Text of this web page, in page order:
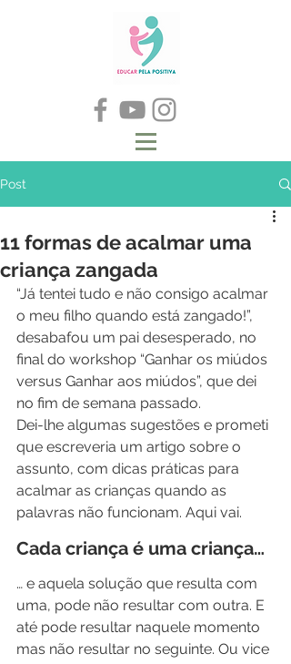
Post
11 formas de acalmar uma
criança zangada
“Já tentei tudo e não consigo acalmar
o meu filho quando está zangado!”,
desabafou um pai desesperado, no
final do workshop “Ganhar os miúdos
versus Ganhar aos miúdos”, que dei
no fim de semana passado.
Dei-lhe algumas sugestões e prometi
que escreveria um artigo sobre o
assunto, com dicas práticas para
acalmar as crianças quando as
palavras não funcionam. Aqui vai.
Cada criança é uma criança…
… e aquela solução que resulta com
uma, pode não resultar com outra. E
até pode resultar naquele momento
mas não resultar no seguinte. Ou vice